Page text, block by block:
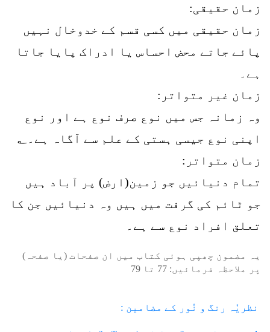
زمان حقیقی:
زمان حقیقی میں کسی قسم کے خدوخال نہیں
پائے جاتے محض احساس یا ادراک پایا جاتا
ہے۔
زمان غیر متواتر:
وہ زمانہ جس میں نوع صرف نوع ہے اور نوع
اپنی نوع جیسی ہستی کے علم سے آگاہ ہے۔؂
زمان متواتر:
تمام دنیائیں جو زمین(ارض) پر آباد ہیں
جو ٹائم کی گرفت میں ہیں وہ دنیائیں جن کا
تعلق افراد نوع سے ہے۔
یہ مضمون چھپی ہوئی کتاب میں ان صفحات (یا صفحہ)
پر ملاحظہ فرمائیں: 77 تا 79
نظریٗہ رنگ و نُور کے مضامین :